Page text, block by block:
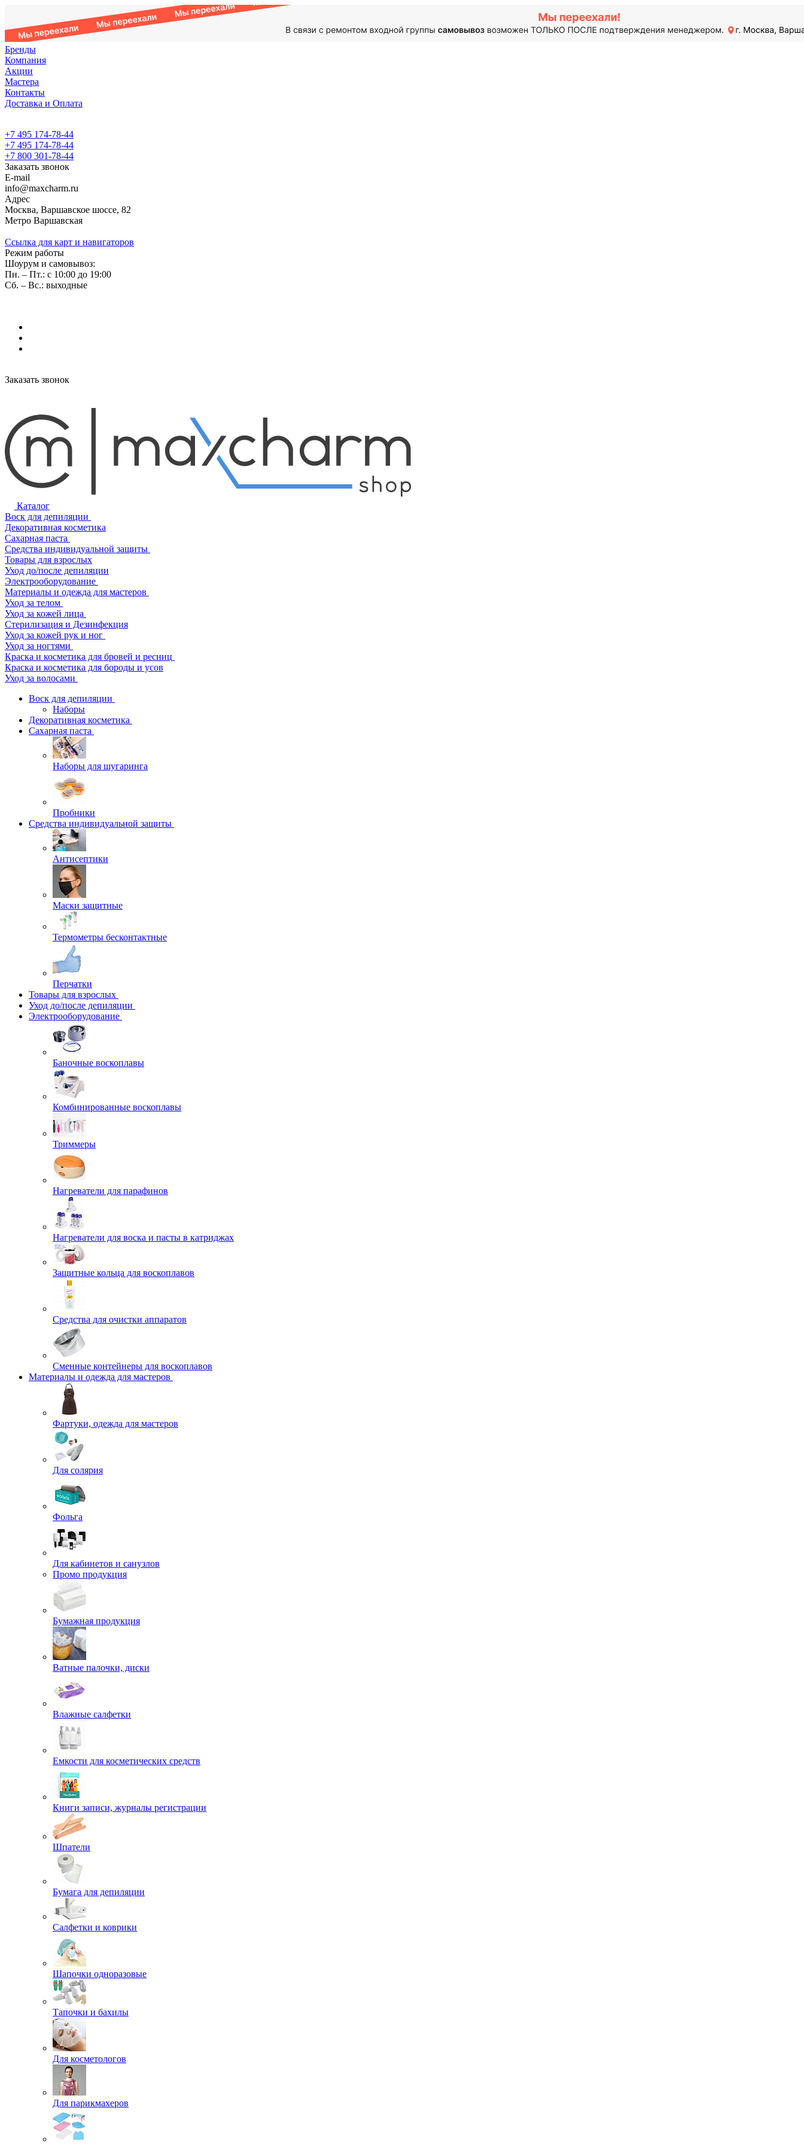
Бренды
Компания
Акции
Мастера
Контакты
Доставка и Оплата
+7 495 174-78-44
+7 495 174-78-44
+7 800 301-78-44
Заказать звонок
E-mail
info@maxcharm.ru
Адрес
Москва, Варшавское шоссе, 82
Метро Варшавская
Ссылка для карт и навигаторов
Режим работы
Шоурум и самовывоз:
Пн. – Пт.: с 10:00 до 19:00
Сб. – Вс.: выходные
Заказать звонок
Каталог
Воск для депиляции
Декоративная косметика
Сахарная паста
Средства индивидуальной защиты
Товары для взрослых
Уход до/после депиляции
Электрооборудование
Материалы и одежда для мастеров
Уход за телом
Уход за кожей лица
Стерилизация и Дезинфекция
Уход за кожей рук и ног
Уход за ногтями
Краска и косметика для бровей и ресниц
Краска и косметика для бороды и усов
Уход за волосами
Воск для депиляции
Наборы
Декоративная косметика
Сахарная паста
Наборы для шугаринга
Пробники
Средства индивидуальной защиты
Антисептики
Маски защитные
Термометры бесконтактные
Перчатки
Товары для взрослых
Уход до/после депиляции
Электрооборудование
Баночные воскоплавы
Комбинированные воскоплавы
Триммеры
Нагреватели для парафинов
Нагреватели для воска и пасты в катриджах
Защитные кольца для воскоплавов
Средства для очистки аппаратов
Сменные контейнеры для воскоплавов
Материалы и одежда для мастеров
Фартуки, одежда для мастеров
Для солярия
Фольга
Для кабинетов и санузлов
Промо продукция
Бумажная продукция
Ватные палочки, диски
Влажные салфетки
Емкости для косметических средств
Книги записи, журналы регистрации
Шпатели
Бумага для депиляции
Салфетки и коврики
Шапочки одноразовые
Тапочки и бахилы
Для косметологов
Для парикмахеров